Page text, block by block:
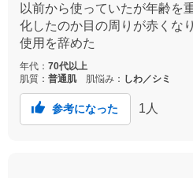
以前から使っていたが年齢を
化したのか目の周りが赤くな
使用を辞めた
年代： 70代以上
肌質： 普通肌 肌悩み： しわ／シミ
参考になった 1 人